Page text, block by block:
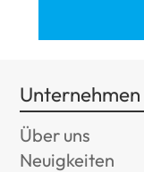
Unternehmen
Über uns
Neuigkeiten